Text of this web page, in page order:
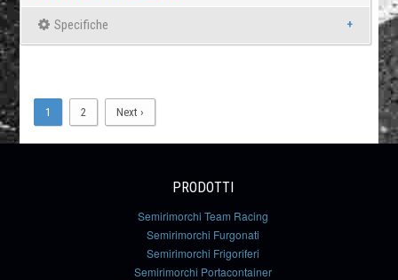
Specifiche
1 2 Next ›
PRODOTTI
Semirimorchi Team Racing
Semirimorchi Furgonati
Semirimorchi Frigoriferi
Semirimorchi Portacontainer